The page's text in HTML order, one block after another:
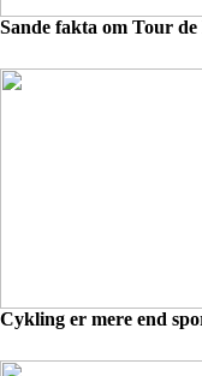
Sande fakta om Tour
Cykling er mere end